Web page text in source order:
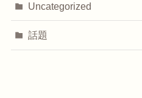
Uncategorized
話題